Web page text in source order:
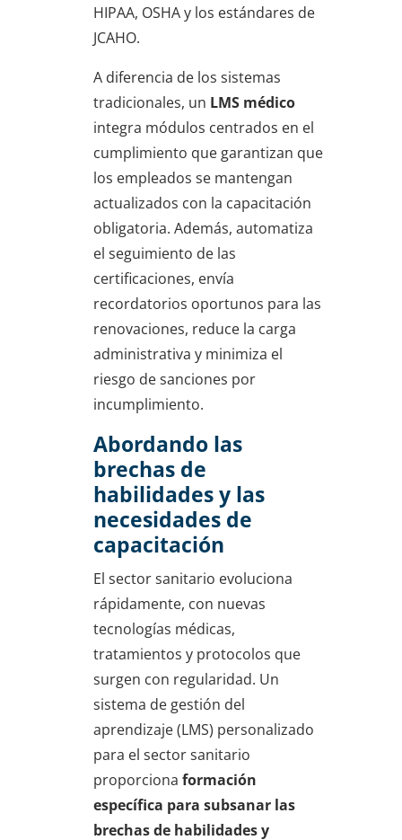
HIPAA, OSHA y los estándares de
JCAHO.
A diferencia de los sistemas
tradicionales, un LMS médico
integra módulos centrados en el
cumplimiento que garantizan que
los empleados se mantengan
actualizados con la capacitación
obligatoria. Además, automatiza
el seguimiento de las
certificaciones, envía
recordatorios oportunos para las
renovaciones, reduce la carga
administrativa y minimiza el
riesgo de sanciones por
incumplimiento.
Abordando las
brechas de
habilidades y las
necesidades de
capacitación
El sector sanitario evoluciona
rápidamente, con nuevas
tecnologías médicas,
tratamientos y protocolos que
surgen con regularidad. Un
sistema de gestión del
aprendizaje (LMS) personalizado
para el sector sanitario
proporciona formación
específica para subsanar las
brechas de habilidades y